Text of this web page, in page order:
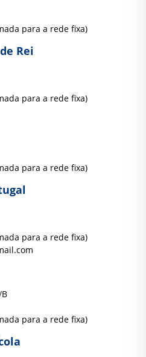
para a rede fixa)
Rei
para a rede fixa)
para a rede fixa)
para a rede fixa)
para a rede fixa)